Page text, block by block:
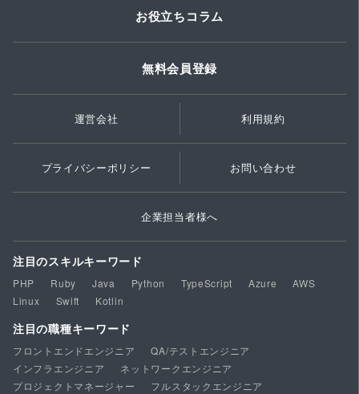
お役立ちコラム
無料会員登録
運営会社 利用規約
プライバシーポリシー お問い合わせ
企業担当者様へ
注目のスキルキーワード
PHP Ruby Java Python TypeScript Azure
AWS
Linux
Swift Kotlin
注目の職種キーワード
フロントエンドエンジニア
QA/テストエンジニア
インフラエンジニア
ネットワークエンジニア
プロジェクトマネージャー
フルスタックエンジニア